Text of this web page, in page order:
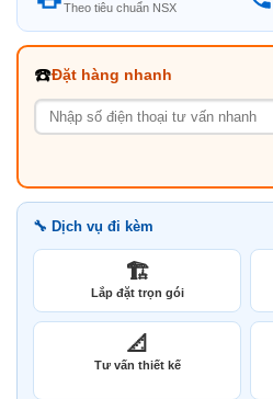
Theo tiêu chuẩn NSX
☎️Đặt hàng nhanh
🔧 Dịch vụ đi kèm
🏗️
Lắp đặt trọn gói
📐
Tư vấn thiết kế